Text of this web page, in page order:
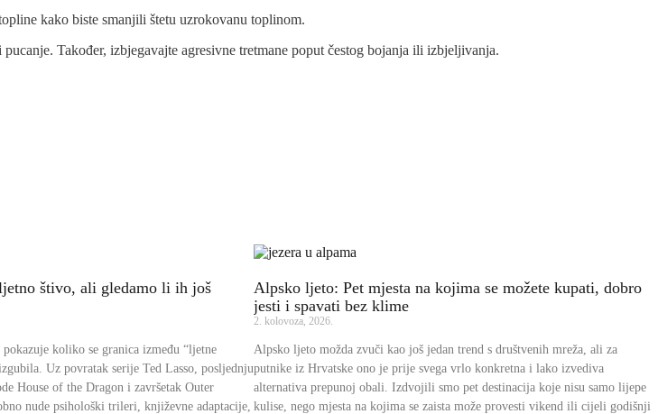
kako biste smanjili štetu uzrokovanu toplinom.
Također, izbjegavajte agresivne tretmane poput čestog bojanja ili izbjeljivanja.
štivo, ali gledamo li ih još
koliko se granica između “ljetne
Uz povratak serije Ted Lasso, posljednju
House of the Dragon i završetak Outer
nude psihološki trileri, književne adaptacije,
Alpsko ljeto: Pet mjesta na kojima se možete kupati, dobro
jesti i spavati bez klime
2. kolovoza, 2026.
Alpsko ljeto možda zvuči kao još jedan trend s društvenih mreža, ali za
putnike iz Hrvatske ono je prije svega vrlo konkretna i lako izvediva
alternativa prepunoj obali. Izdvojili smo pet destinacija koje nisu samo lijepe
kulise, nego mjesta na kojima se zaista može provesti vikend ili cijeli godišnji